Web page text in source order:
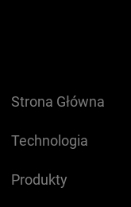
Strona Główna
Technologia
Produkty